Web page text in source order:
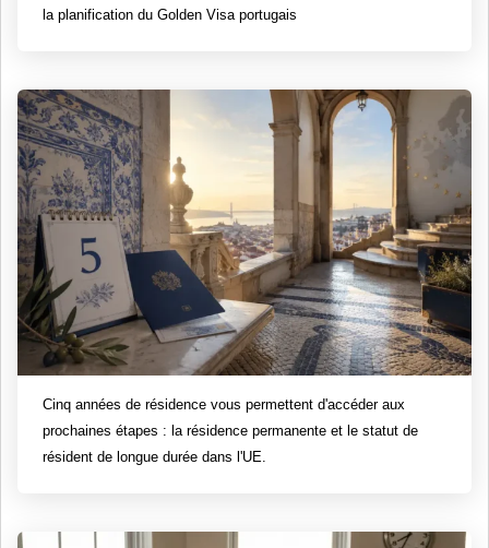
la planification du Golden Visa portugais
Cinq années de résidence vous permettent d'accéder aux
prochaines étapes : la résidence permanente et le statut de
résident de longue durée dans l'UE.